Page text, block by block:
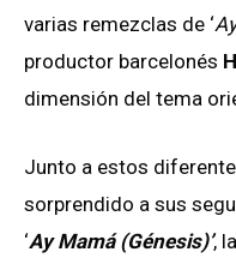
varias remezclas de ‘
productor barcelonés
dimensión del tema
Junto a estos
sorprendido a sus
‘Ay Mamá (Génesis)’,